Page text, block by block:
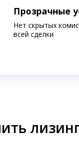
Прозрачные
Нет скрытых
всей сделки